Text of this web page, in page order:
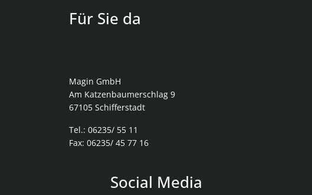
Für Sie da
Magin GmbH
Am Katzenbaumerschlag 9
67105 Schifferstadt
Tel.: 06235/ 55 11
Fax: 06235/ 45 77 16
Social Media